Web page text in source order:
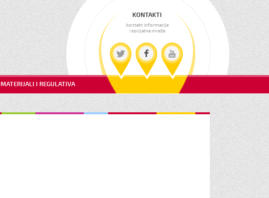
MATERIJALI I REGULATIVA
KONTAKTI
kontakt informacije
i socijalne mreže